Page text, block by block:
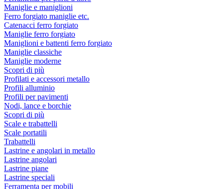
Maniglie e maniglioni
Ferro forgiato maniglie etc.
Catenacci ferro forgiato
Maniglie ferro forgiato
Maniglioni e battenti ferro forgiato
Maniglie classiche
Maniglie moderne
Scopri di più
Profilati e accessori metallo
Profili alluminio
Profili per pavimenti
Nodi, lance e borchie
Scopri di più
Scale e trabattelli
Scale portatili
Trabattelli
Lastrine e angolari in metallo
Lastrine angolari
Lastrine piane
Lastrine speciali
Ferramenta per mobili